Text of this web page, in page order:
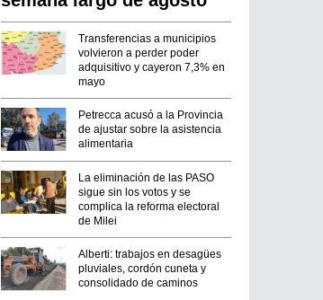
Transferencias a municipios
volvieron a perder poder
adquisitivo y cayeron 7,3% en
mayo
Petrecca acusó a la Provincia
de ajustar sobre la asistencia
alimentaria
La eliminación de las PASO
sigue sin los votos y se
complica la reforma electoral
de Milei
Alberti: trabajos en desagües
pluviales, cordón cuneta y
consolidado de caminos